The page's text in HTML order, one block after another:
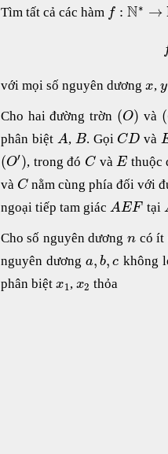
Tìm tất cả các hàm f : N∗ →
với mọi số nguyên dương x,y
Cho hai đường trờn (O) và (
phân biệt A, B. Gọi CD và
(O′), trong đó CvàE thuộc
và C nằm cùng phía đối với
ngoại tiếp tam giác AEF tại
Cho số nguyên dương n có ít
nguyên dươnga, b, c không
phân biệt x1, x2 thỏa